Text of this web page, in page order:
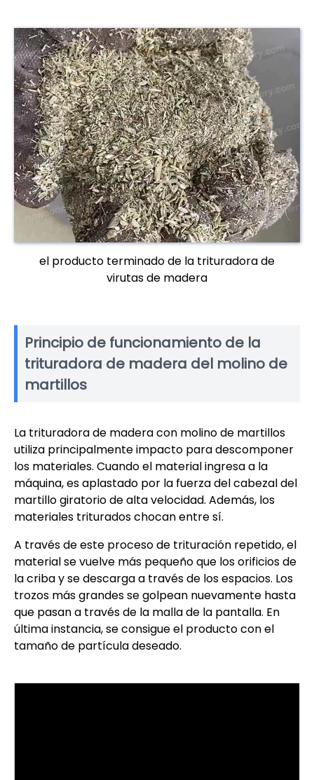
el producto terminado de la trituradora de
virutas de madera
Principio de funcionamiento de la
trituradora de madera del molino de
martillos
La trituradora de madera con molino de martillos
utiliza principalmente impacto para descomponer
los materiales. Cuando el material ingresa a la
máquina, es aplastado por la fuerza del cabezal del
martillo giratorio de alta velocidad. Además, los
materiales triturados chocan entre sí.
A través de este proceso de trituración repetido, el
material se vuelve más pequeño que los orificios de
la criba y se descarga a través de los espacios. Los
trozos más grandes se golpean nuevamente hasta
que pasan a través de la malla de la pantalla. En
última instancia, se consigue el producto con el
tamaño de partícula deseado.